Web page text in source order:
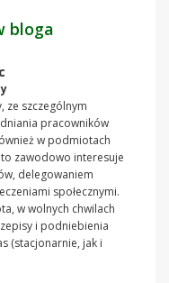
bloga
ze szczególnym
pracowników
w podmiotach
to zawodowo interesuje
delegowaniem
społecznymi.
w wolnych chwilach
i podniebienia
(stacjonarnie, jak i